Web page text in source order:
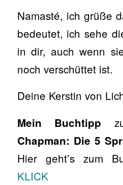
Namasté, ich grüße
bedeutet, ich sehe
in dir, auch wenn
noch verschüttet ist.
Deine Kerstin von
Mein Buchtipp
Chapman: Die 5
Hier geht’s zum
KLICK